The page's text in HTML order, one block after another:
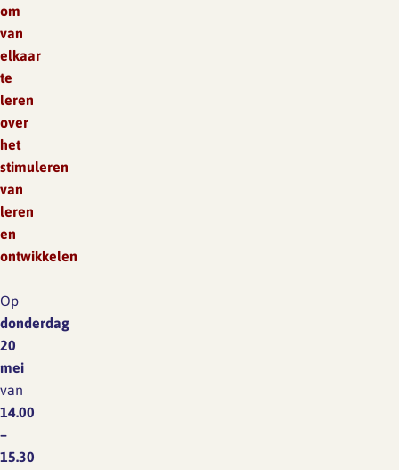
om
van
elkaar
te
leren
over
het
stimuleren
van
leren
en
ontwikkelen
Op
donderdag
20
mei
van
14.00
–
15.30